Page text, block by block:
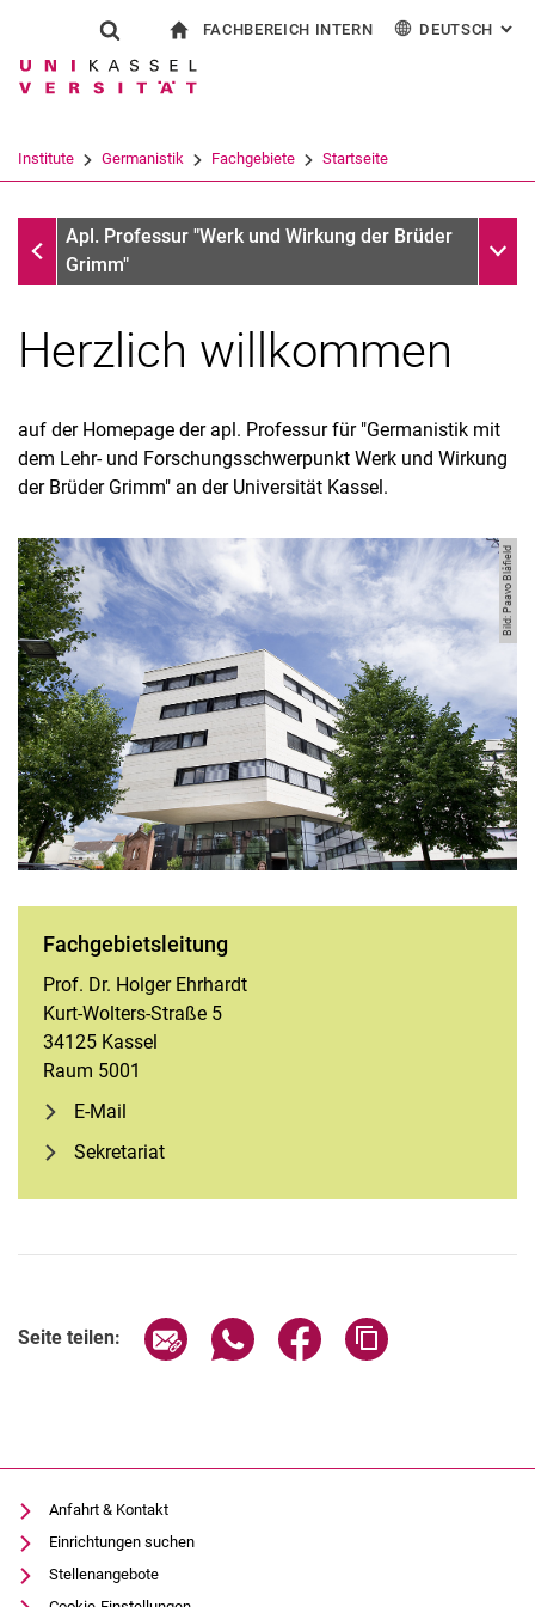
Springe direkt zu: Inhalt
Springe direkt zu: Suche
Springe direkt zu:
Suchformular
Suchbegriff
Suchen (öffnet externen Link in einem
FACHBEREICH INTERN DEUTSCH :
Institute Germanistik Fachgebiete Startseite
Fachgebiete
Apl. Professur "Werk und Wirkung der Brüder
Grimm"
Herz­lich will­kom­men
auf der Homepage der apl. Professur für "Germanistik mit
dem Lehr- und Forschungsschwerpunkt Werk und Wirkung
der Brüder Grimm" an der Universität Kassel.
Bild: Paavo Blåfield
Fach­­ge­­biets­­lei­­tung
Prof. Dr. Holger Ehrhardt
Kurt-Wolters-Straße 5
34125 Kassel
Raum 5001
E-Mail
Sekretariat
Seite teilen: Seite über E-Mail teilen
Seite über WhatsApp teilen
Seite über Facebook
Anfahrt & Kontakt
Einrichtungen suchen
Stellenangebote